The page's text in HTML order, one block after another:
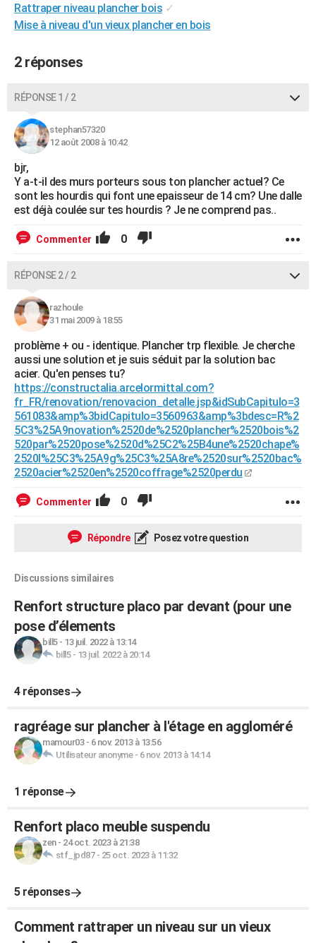
FORUM
Rattraper niveau plancher bois ✓
Mise à niveau d'un vieux plancher en bois
2 réponses
RÉPONSE 1 / 2
stephan57320
12 août 2008 à 10:42
bjr,
Y a-t-il des murs porteurs sous ton plancher actuel? Ce
sont les hourdis qui font une epaisseur de 14 cm? Une dalle
est déjà coulée sur tes hourdis ? Je ne comprend pas..
Commenter 0
RÉPONSE 2 / 2
razhoule
31 mai 2009 à 18:55
problème + ou - identique. Plancher trp flexible. Je cherche
aussi une solution et je suis séduit par la solution bac
acier. Qu'en penses tu?
https://constructalia.arcelormittal.com?
fr_FR/renovation/renovacion_detalle.jsp&idSubCapitulo=3
561083&amp%3bidCapitulo=3560963&amp%3bdesc=R%2
5C3%25A9novation%2520de%2520plancher%2520bois%2
520par%2520pose%2520d%25C2%25B4une%2520chape%
2520l%25C3%25A9g%25C3%25A8re%2520sur%2520bac%
2520acier%2520en%2520coffrage%2520perdu
Commenter 0
Répondre Posez votre question
Discussions similaires
Renfort structure placo par devant (pour une
pose d’élements
bill5- 13 juil. 2022 à 13:14
bill5- 13 juil. 2022 à 20:14
4 réponses
ragréage sur plancher à l'étage en aggloméré
mamour03- 6 nov. 2013 à 13:56
Utilisateur anonyme- 6 nov. 2013 à 14:14
1 réponse
Renfort placo meuble suspendu
zen- 24 oct. 2023 à 21:38
stf_jpd87- 25 oct. 2023 à 11:32
5 réponses
Comment rattraper un niveau sur un vieux